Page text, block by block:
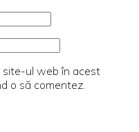
site-ul web în acest
o să comentez.